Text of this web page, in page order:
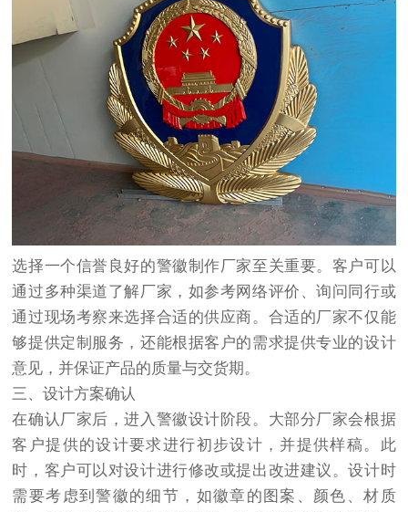
选择一个信誉良好的警徽制作厂家至关重要。客户可以
通过多种渠道了解厂家，如参考网络评价、询问同行或
通过现场考察来选择合适的供应商。合适的厂家不仅能
够提供定制服务，还能根据客户的需求提供专业的设计
意见，并保证产品的质量与交货期。
三、设计方案确认
在确认厂家后，进入警徽设计阶段。大部分厂家会根据
客户提供的设计要求进行初步设计，并提供样稿。此
时，客户可以对设计进行修改或提出改进建议。设计时
需要考虑到警徽的细节，如徽章的图案、颜色、材质